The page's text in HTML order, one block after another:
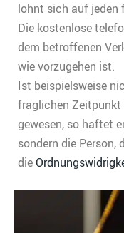
lohnt sich auf jeden
Die kostenlose
dem betroffenen
wie vorzugehen ist.
Ist beispielsweise
fraglichen Zeitpunkt
gewesen, so haftet
sondern die Person,
die